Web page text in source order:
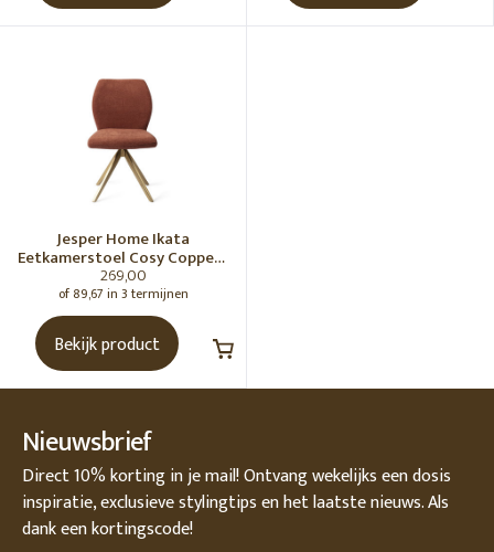
Jesper Home Ikata
Eetkamerstoel Cosy Copper -
Turn Gold
269,00
of 89,67 in 3 termijnen
Bekijk product
Nieuwsbrief
Direct 10% korting in je mail! Ontvang wekelijks een dosis
inspiratie, exclusieve stylingtips en het laatste nieuws. Als
dank een kortingscode!